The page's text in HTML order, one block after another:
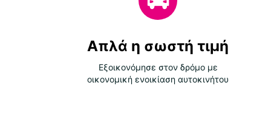
Απλά η σωστή τιμή
Εξοικονόμησε στον δρόμο με
οικονομική ενοικίαση αυτοκινήτου